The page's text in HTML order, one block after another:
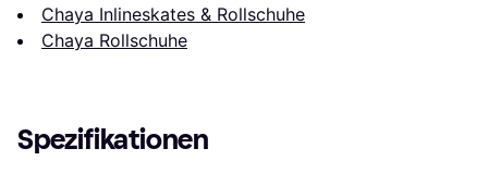
Chaya Inlineskates & Rollschuhe
Chaya Rollschuhe
Spezifikationen